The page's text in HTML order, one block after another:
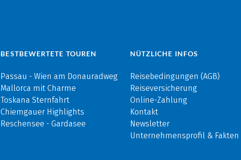
BESTBEWERTETE TOUREN
Passau - Wien am Donauradweg
Mallorca mit Charme
Toskana Sternfahrt
Chiemgauer Highlights
Reschensee - Gardasee
NÜTZLICHE INFOS
Reisebedingungen (AGB)
Reiseversicherung
Online-Zahlung
Kontakt
Newsletter
Unternehmensprofil & Fakten